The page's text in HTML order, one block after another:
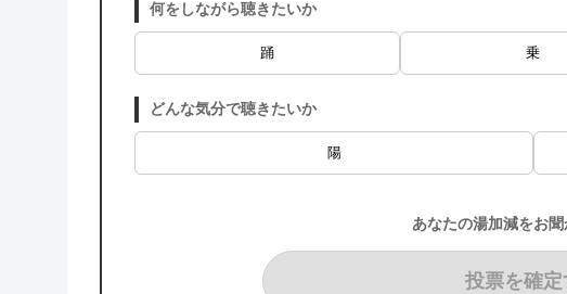
何をしながら聴きたいか
踊 乗
どんな気分で聴きたいか
陽
あなたの湯加減をお
投票を確定